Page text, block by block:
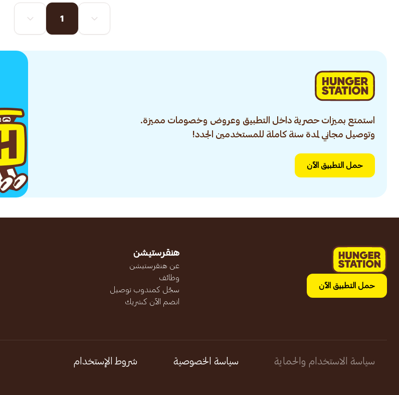
1
استمتع بميزات حصرية داخل التطبيق وعروض وخصومات مميزة.
وتوصيل مجاني لمدة سنة كاملة للمستخدمين الجدد!
حمل التطبيق الآن
حمل التطبيق الآن
هنقرستيشن
عن هنقرستيشن
وظائف
سجّل كمندوب توصيل
انضم الآن كشريك
سياسة الاستخدام والحماية سياسة الخصوصية شروط الإستخدام